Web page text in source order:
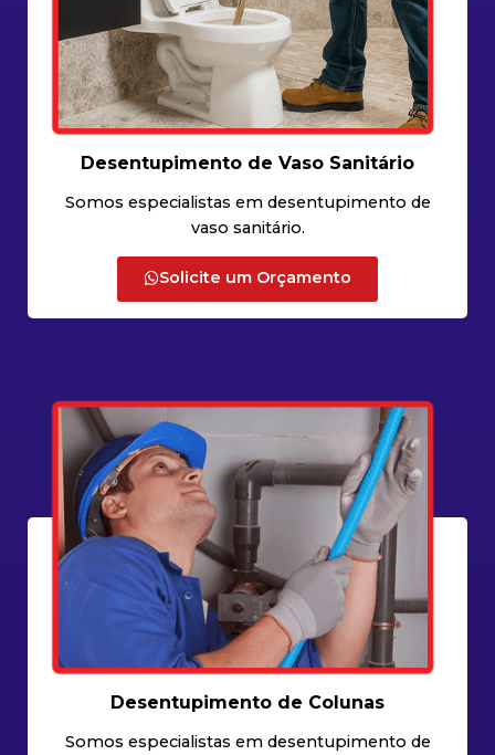
Desentupimento de Vaso Sanitário
Somos especialistas em desentupimento de
vaso sanitário.
Solicite um Orçamento
Desentupimento de Colunas
Somos especialistas em desentupimento de